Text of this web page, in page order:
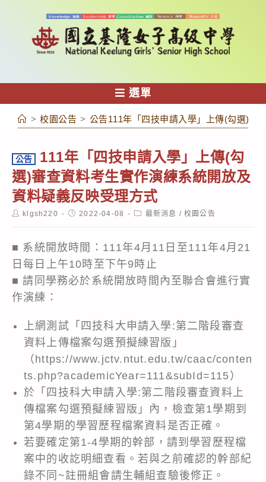
容
選單
> 校園公告 > 公告111年「四技申請入學」上傳(勾選)審
公告
111年「四技申請入學」上傳(勾
選)審查資料考生實作演練系統開放及
資料疑義反映受理方式
Postklgsh220
Post2022-04-08
Post最新消息 / 校園公告
■ 系統開放時間：111年4月11日至111年4月21
日每日上午10時至下午9時止
■ 請同學務必於系統開放時間內至聯合會進行實
作演練：
上網測試「四技科大申請入學:第二階段審查
資料上傳檔案勾選預擬練習版」
（https://www.jctv.ntut.edu.tw/caac/conten
ts.php?academicYear=111&subId=115）
於「四技科大申請入學:第二階段審查資料上
傳檔案勾選預擬練習版」內，檢查第1學期到
第4學期的學習歷程檔案資料是否正確。
若要確定第1-4學期的幹部，請到學習歷程檔
案中的收訖明細查看。若與之前確認的幹部紀
錄不同~註冊組會請生輔組查驗後修正。